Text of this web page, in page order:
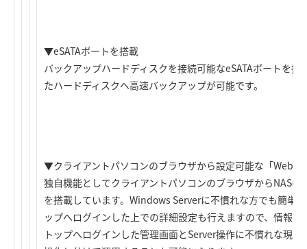
▼eSATAポートを搭載
バックアップハードディスクを接続可能なeSATAポートを搭
たハードディスクへ高速バックアップが可能です。
▼クライアントパソコンのブラウザから設定可能な「WebUI
独自機能としてクライアントパソコンのブラウザからNAS
を搭載しています。Windows Serverに不慣れな方でも簡単
ップへログインした上での詳細設定も行えますので、情報
トップへログインした管理画面とServer操作に不慣れな現